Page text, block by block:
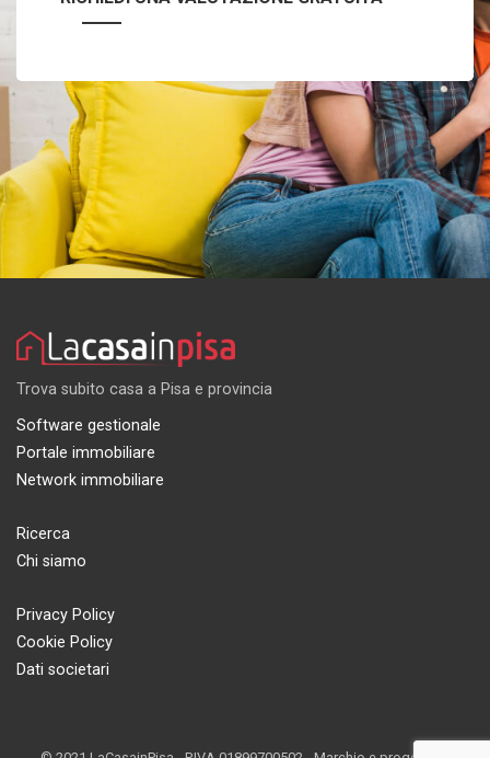
Trova subito casa a Pisa e provincia
Software gestionale
Portale immobiliare
Network immobiliare
Ricerca
Chi siamo
Privacy Policy
Cookie Policy
Dati societari